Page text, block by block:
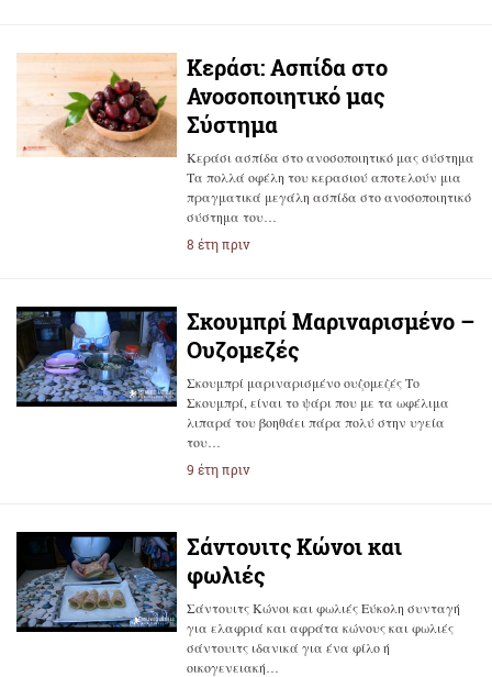
Κεράσι: Ασπίδα στο
Ανοσοποιητικό μας
Σύστημα
Κεράσι ασπίδα στο ανοσοποιητικό μας σύστημα
Τα πολλά οφέλη του κερασιού αποτελούν μια
πραγματικά μεγάλη ασπίδα στο ανοσοποιητικό
σύστημα του…
8 έτη πριν
Σκουμπρί Μαριναρισμένο –
Ουζομεζές
Σκουμπρί μαριναρισμένο ουζομεζές Το
Σκουμπρί, είναι το ψάρι που με τα ωφέλιμα
λιπαρά του βοηθάει πάρα πολύ στην υγεία
του…
9 έτη πριν
Σάντουιτς Κώνοι και
φωλιές
Σάντουιτς Κώνοι και φωλιές Εύκολη συνταγή
για ελαφριά και αφράτα κώνους και φωλιές
σάντουιτς ιδανικά για ένα φίλο ή
οικογενειακή…